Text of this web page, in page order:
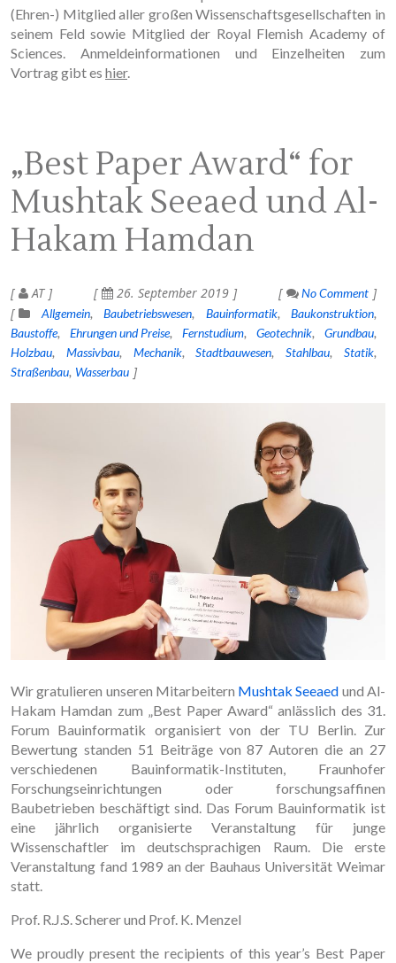
(Ehren-) Mitglied aller großen Wissenschaftsgesellschaften in
seinem Feld sowie Mitglied der Royal Flemish Academy of
Sciences. Anmeldeinformationen und Einzelheiten zum
Vortrag gibt es hier.
„Best Paper Award“ for
Mushtak Seeaed und Al-
Hakam Hamdan
AT 26. September 2019
No Comment
Allgemein
Baubetriebswesen Bauinformatik
Baukonstruktion
Baustoffe
Ehrungen und Preise Fernstudium Geotechnik
Grundbau
Holzbau
Massivbau Mechanik Stadtbauwesen Stahlbau
Statik
Straßenbau Wasserbau
Wir gratulieren unseren Mitarbeitern Mushtak Seeaed und Al-
Hakam Hamdan zum „Best Paper Award“ anlässlich des 31.
Forum Bauinformatik organisiert von der TU Berlin. Zur
Bewertung standen 51 Beiträge von 87 Autoren die an 27
verschiedenen Bauinformatik-Instituten, Fraunhofer
Forschungseinrichtungen oder forschungsaffinen
Baubetrieben beschäftigt sind. Das Forum Bauinformatik ist
eine jährlich organisierte Veranstaltung für junge
Wissenschaftler im deutschsprachigen Raum. Die erste
Veranstaltung fand 1989 an der Bauhaus Universität Weimar
statt.
Prof. R.J.S. Scherer und Prof. K. Menzel
We proudly present the recipients of this year’s Best Paper